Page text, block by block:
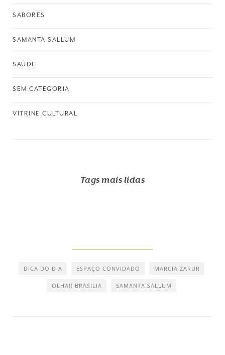
SABORES
SAMANTA SALLUM
SAÚDE
SEM CATEGORIA
VITRINE CULTURAL
Tags mais lidas
DICA DO DIA ESPAÇO CONVIDADO MARCIA ZARUR
OLHAR BRASILIA SAMANTA SALLUM